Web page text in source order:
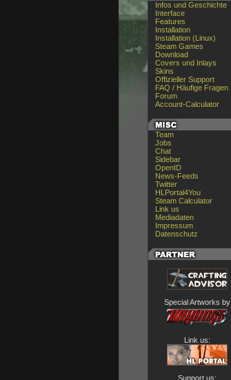
Infos und Geschichte
Interface
Features
Installation
Installation (Linux)
Steam Games
Download
Covers und Inlays
Skins
Offizieller Support
FAQ / Häufige Fragen
Forum
Account-Calculator
Team
Jobs
Chat
Sidebar
OpenID
News-Feeds
Twitter
HLPortal4You
Steam Calculator
Link us
Mediadaten
Impressum
Datenschutz
Special Artworks by
Link us:
Support us: